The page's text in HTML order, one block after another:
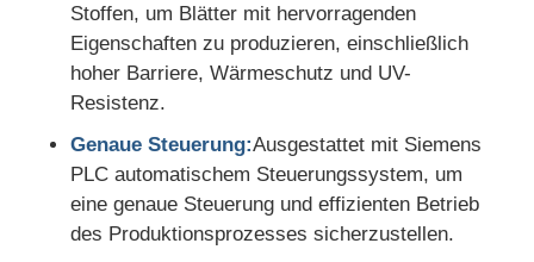
Stoffen, um Blätter mit hervorragenden
Eigenschaften zu produzieren, einschließlich
hoher Barriere, Wärmeschutz und UV-
Resistenz.
Genaue Steuerung:Ausgestattet mit Siemens
PLC automatischem Steuerungssystem, um
eine genaue Steuerung und effizienten Betrieb
des Produktionsprozesses sicherzustellen.